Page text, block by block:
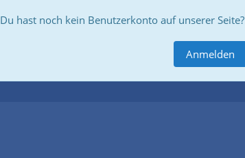
Du hast noch kein Benutzerkonto auf unserer Seite?
Anmelden